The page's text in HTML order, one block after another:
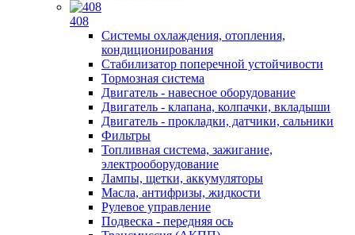
408
Системы охлаждения, отопления,
кондиционирования
Стабилизатор поперечной устойчивости
Тормозная система
Двигатель - навесное оборудование
Двигатель - клапана, колпачки, вкладыши
Двигатель - прокладки, датчики, сальники
Фильтры
Топливная система, зажигание,
электрооборудование
Лампы, щетки, аккумуляторы
Масла, антифризы, жидкости
Рулевое управление
Подвеска - передняя ось